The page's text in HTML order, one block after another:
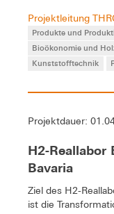
Projektleitung
Produkte und
Bioökonomie und
Kunststofftechnik
Projektdauer:
H2-Reallabor
Bavaria
Ziel des H2-
ist die